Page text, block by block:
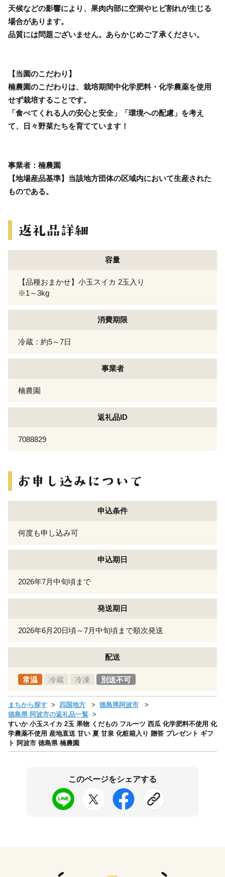
天候などの影響により、果肉内部に空洞やヒビ割れが生じる
場合があります。
品質には問題ございません。あらかじめご了承ください。
【当園のこだわり】
楠農園のこだわりは、栽培期間中化学肥料・化学農薬を使用
せず栽培することです。
「食べてくれる人の安心と安全」「環境への配慮」を考え
て、日々野菜たちを育てています！
事業者：楠農園
【地場産品基準】当該地方団体の区域内において生産された
ものである。
容量
【品種おまかせ】小玉スイカ 2玉入り
※1～3kg
消費期限
冷蔵：約5～7日
事業者
楠農園
返礼品ID
7088829
申込条件
何度も申し込み可
申込期日
2026年7月中旬頃まで
発送期日
2026年6月20日頃～7月中旬頃まで順次発送
配送
常温 冷蔵 冷凍 別送不可
まちから探す 四国地方
徳島県阿波市
徳島県 阿波市の返礼品一覧
すいか 小玉スイカ 2玉 果物 くだもの フルーツ 西瓜 化学肥料不使用 化
学農薬不使用 産地直送 甘い 夏 甘泉 化粧箱入り 贈答 プレゼント ギフ
ト 阿波市 徳島県 楠農園
このページをシェアする